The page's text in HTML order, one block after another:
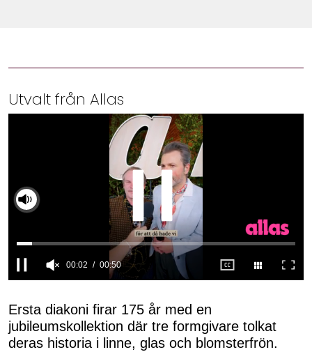
Utvalt från Allas
of
50
seconds
Ersta diakoni firar 175 år med en
jubileumskollektion där tre formgivare tolkat
deras historia i linne, glas och blomsterfrön.